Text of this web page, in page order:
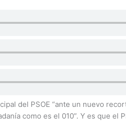
del PSOE “ante un nuevo
como es el 010”. Y es que el